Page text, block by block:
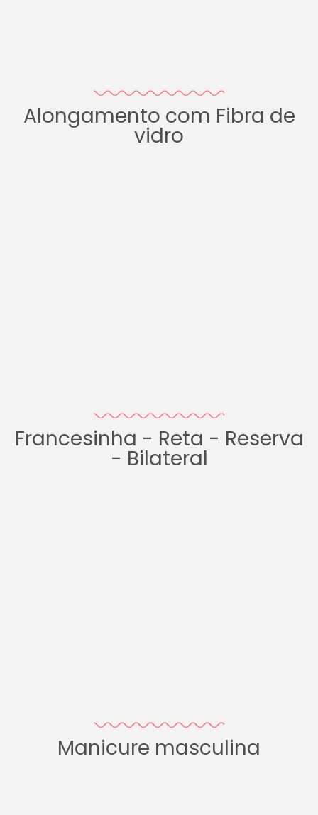
Alongamento com Fibra de
vidro
Francesinha - Reta - Reserva
- Bilateral
Manicure masculina